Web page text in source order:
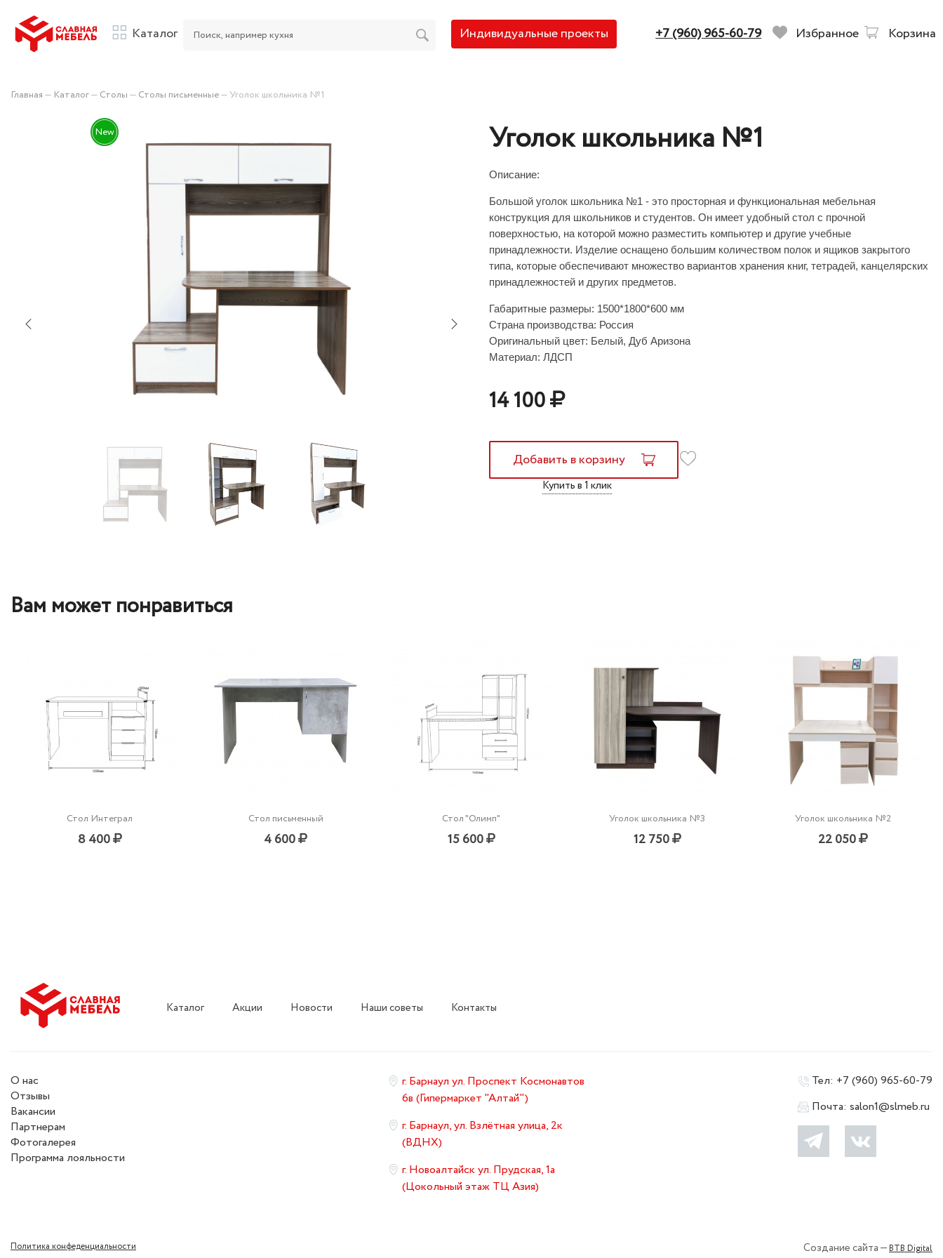
Каталог Индивидуальные проекты +7 (960) 965-60-79 Избранное Корзина
Главная — Каталог— Столы — Столы письменные—Уголок школьника №1
New Уголок школьника №1
Описание:
Большой уголок школьника №1 - это просторная и функциональная мебельная
конструкция для школьников и студентов. Он имеет удобный стол с прочной
поверхностью, на которой можно разместить компьютер и другие учебные
принадлежности. Изделие оснащено большим количеством полок и ящиков закрытого
типа, которые обеспечивают множество вариантов хранения книг, тетрадей, канцелярских
принадлежностей и других предметов.
Габаритные размеры: 1500*1800*600 мм
Страна производства: Россия
Оригинальный цвет: Белый, Дуб Аризона
Материал: ЛДСП
14 100
Добавить в корзину
Купить в 1 клик
Вам может понравиться
Стол Интеграл
8 400
Стол письменный
4 600
Стол "Олимп"
15 600
Уголок школьника №3
12 750
Уголок школьника №2
22 050
Каталог Акции Новости Наши советы Контакты
О нас
Отзывы
Вакансии
Партнерам
Фотогалерея
Программа лояльности
г. Барнаул ул. Проспект Космонавтов
6в (Гипермаркет "Алтай")
г. Барнаул, ул. Взлётная улица, 2к
(ВДНХ)
г. Новоалтайск ул. Прудская, 1а
(Цокольный этаж ТЦ Азия)
Тел: +7 (960) 965-60-79
Почта: salon1@slmeb.ru
Политика конфеденциальности Создание сайта —BTB Digital